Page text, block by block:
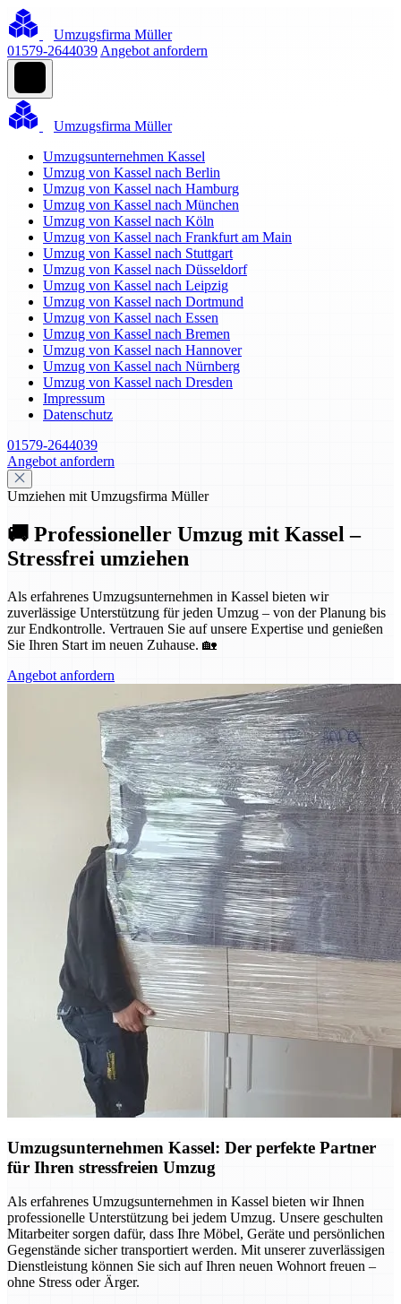
Umzugsfirma Müller
01579-2644039 Angebot anfordern
Umzugsfirma Müller
Umzugsunternehmen Kassel
Umzug von Kassel nach Berlin
Umzug von Kassel nach Hamburg
Umzug von Kassel nach München
Umzug von Kassel nach Köln
Umzug von Kassel nach Frankfurt am Main
Umzug von Kassel nach Stuttgart
Umzug von Kassel nach Düsseldorf
Umzug von Kassel nach Leipzig
Umzug von Kassel nach Dortmund
Umzug von Kassel nach Essen
Umzug von Kassel nach Bremen
Umzug von Kassel nach Hannover
Umzug von Kassel nach Nürnberg
Umzug von Kassel nach Dresden
Impressum
Datenschutz
01579-2644039
Angebot anfordern
Umziehen mit Umzugsfirma Müller
🚚 Professioneller Umzug mit Kassel –
Stressfrei umziehen
Als erfahrenes Umzugsunternehmen in Kassel bieten wir
zuverlässige Unterstützung für jeden Umzug – von der Planung bis
zur Endkontrolle. Vertrauen Sie auf unsere Expertise und genießen
Sie Ihren Start im neuen Zuhause. 🏡
Angebot anfordern
Umzugsunternehmen Kassel: Der perfekte Partner
für Ihren stressfreien Umzug
Als erfahrenes Umzugsunternehmen in Kassel bieten wir Ihnen
professionelle Unterstützung bei jedem Umzug. Unsere geschulten
Mitarbeiter sorgen dafür, dass Ihre Möbel, Geräte und persönlichen
Gegenstände sicher transportiert werden. Mit unserer zuverlässigen
Dienstleistung können Sie sich auf Ihren neuen Wohnort freuen –
ohne Stress oder Ärger.